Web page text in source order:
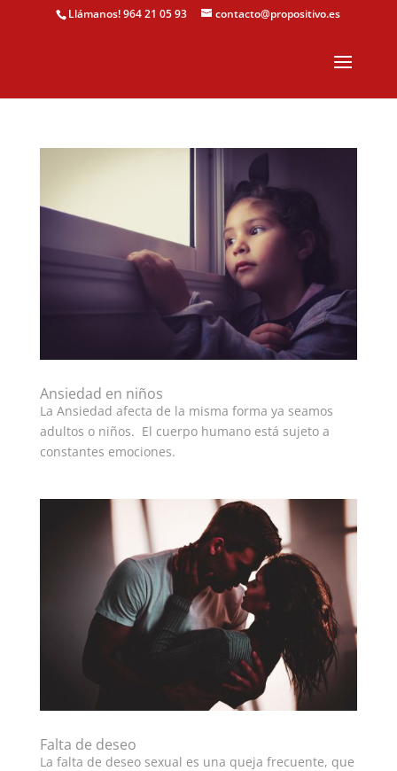
Llámanos! 964 21 05 93 contacto@propositivo.es
Ansiedad en niños
La Ansiedad afecta de la misma forma ya seamos
adultos o niños. El cuerpo humano está sujeto a
constantes emociones.
Falta de deseo
La falta de deseo sexual es una queja frecuente, que